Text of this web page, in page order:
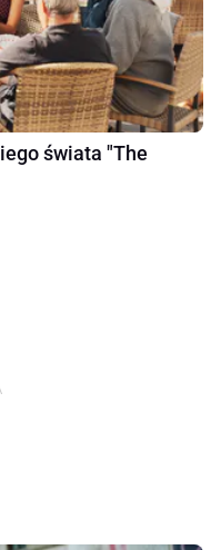
świata "The